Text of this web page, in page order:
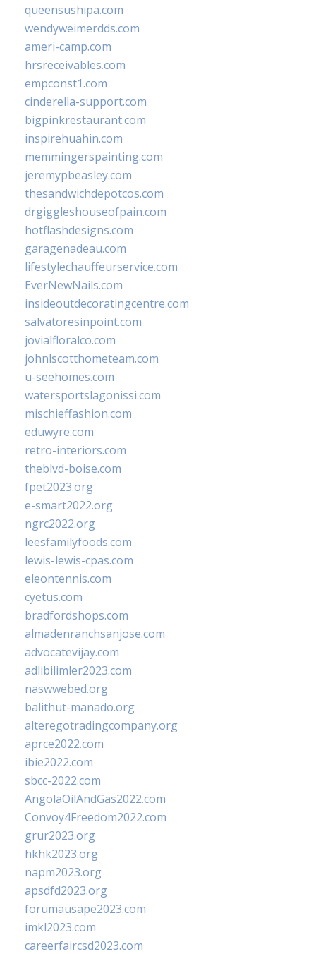
queensushipa.com
wendyweimerdds.com
ameri-camp.com
hrsreceivables.com
empconst1.com
cinderella-support.com
bigpinkrestaurant.com
inspirehuahin.com
memmingerspainting.com
jeremypbeasley.com
thesandwichdepotcos.com
drgiggleshouseofpain.com
hotflashdesigns.com
garagenadeau.com
lifestylechauffeurservice.com
EverNewNails.com
insideoutdecoratingcentre.com
salvatoresinpoint.com
jovialfloralco.com
johnlscotthometeam.com
u-seehomes.com
watersportslagonissi.com
mischieffashion.com
eduwyre.com
retro-interiors.com
theblvd-boise.com
fpet2023.org
e-smart2022.org
ngrc2022.org
leesfamilyfoods.com
lewis-lewis-cpas.com
eleontennis.com
cyetus.com
bradfordshops.com
almadenranchsanjose.com
advocatevijay.com
adlibilimler2023.com
naswwebed.org
balithut-manado.org
alteregotradingcompany.org
aprce2022.com
ibie2022.com
sbcc-2022.com
AngolaOilAndGas2022.com
Convoy4Freedom2022.com
grur2023.org
hkhk2023.org
napm2023.org
apsdfd2023.org
forumausape2023.com
imkl2023.com
careerfaircsd2023.com